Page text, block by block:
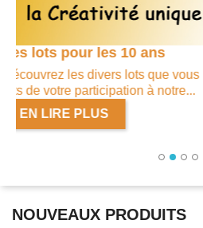
Conditions Générales du
10 Ans de Creatigre
Vous souhaitez avoir une
gagner l’un des 10 gros lots
EN LIRE PLUS
NOUVEAUX PRODUITS